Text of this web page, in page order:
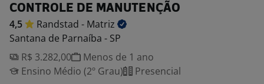
CONTROLE DE MANUTENÇÃO
4,5 Randstad - Matriz
Santana de Parnaíba - SP
R$ 3.282,00
Menos de 1 ano
Ensino Médio (2º Grau)
Presencial